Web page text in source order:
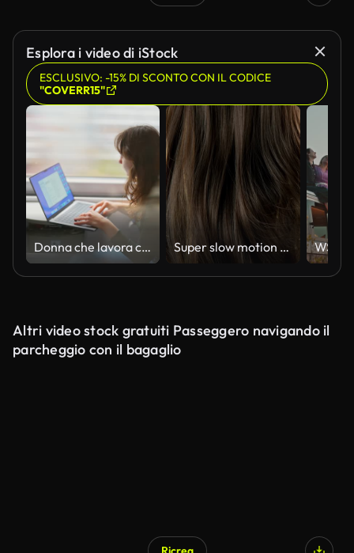
Generato da IA
Esplora i video di iStock
ESCLUSIVO: -15% DI SCONTO CON IL CODICE
"COVERR15"
Donna che lavora con il computer portatile mentre viaggia in treno Super slow motion di capelli castani ondulati in dettaglio.
Altri video stock gratuiti Passeggero navigando il
parcheggio con il bagaglio